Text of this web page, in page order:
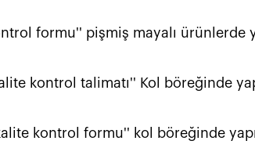
formu'' pişmiş mayalı ürünlerde
kontrol talimatı'' Kol böreğinde
kontrol formu'' kol böreğinde